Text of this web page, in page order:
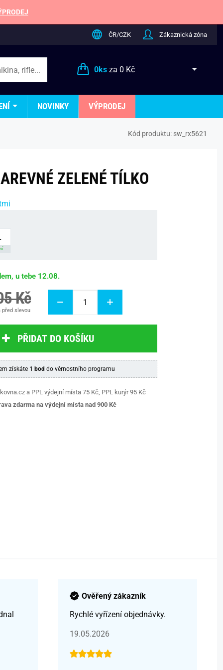
ČR/CZK Zákaznická zóna
0ksza 0 Kč
NOVINKY VÝPRODEJ
Kód produktu: sw_rx5621
ZELENÉ TÍLKO
u tebe 12.08.
Kč
před slevou
PŘIDAT DO KOŠÍKU
získáte 1 bod do věrnostního programu
a PPL výdejní místa 75 Kč, PPL kurýr 95 Kč
zdarma na výdejní místa nad 900 Kč
Ověřený zákazník
Rychlé vyřízení objednávky.
19.05.2026